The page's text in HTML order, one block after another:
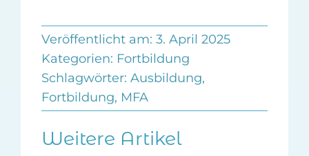
Veröffentlicht am: 3. April 2025
Kategorien: Fortbildung
Schlagwörter: Ausbildung,
Fortbildung, MFA
Weitere Artikel